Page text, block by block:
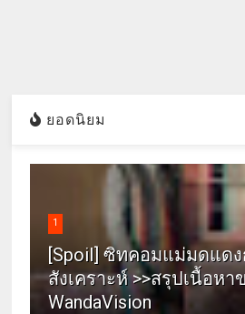
ยอดนิยม
1
[Spoil] ซิทคอมแม่มดแด
สังเคราะห์ >>สรุปเนื้อหา
WandaVision